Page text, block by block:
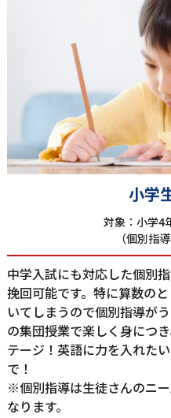
⼩学
対象：⼩学4
（個別指
中学⼊試にも対応した個別
挽回可能です。特に算数の
いてしまうので個別指導が
の集団授業で楽しく⾝につ
テージ！英語に⼒を⼊れた
で！
※個別指導は⽣徒さんのニ
なります。